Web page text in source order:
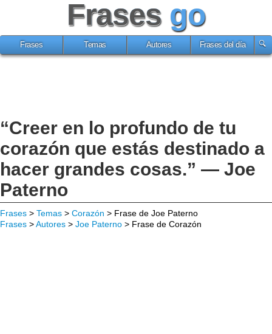
Frases go
Frases Temas Autores Frases del día
“Creer en lo profundo de tu
corazón que estás destinado a
hacer grandes cosas.” — Joe
Paterno
Frases > Temas > Corazón > Frase de Joe Paterno
Frases >Autores > Joe Paterno > Frase de Corazón